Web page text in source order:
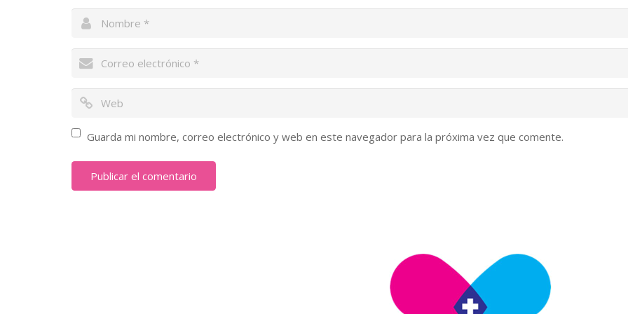
Guarda mi nombre, correo electrónico y web en este navegador para la próxima vez que comente.